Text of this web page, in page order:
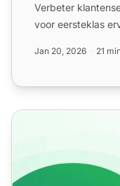
Verbeter
voor eersteklas
Jan 20, 2026 21
Top callcenter